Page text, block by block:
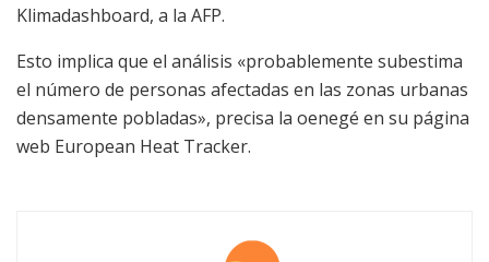
Klimadashboard, a la AFP.
Esto implica que el análisis «probablemente subestima
el número de personas afectadas en las zonas urbanas
densamente pobladas», precisa la oenegé en su página
web European Heat Tracker.